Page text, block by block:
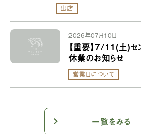
出店
2026年07月10日
【重要】7/11(土)セ
休業のお知らせ
営業日について
一覧をみる